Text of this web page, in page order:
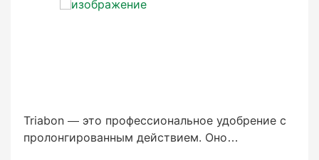
Triabon — это профессиональное удобрение с
пролонгированным действием. Оно